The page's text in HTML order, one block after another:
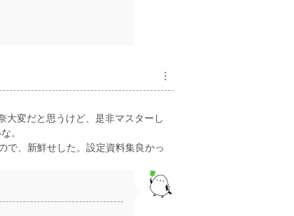
︙
大変だと思うけど、是非マスターし
。
で、新鮮せした。設定資料集良かっ